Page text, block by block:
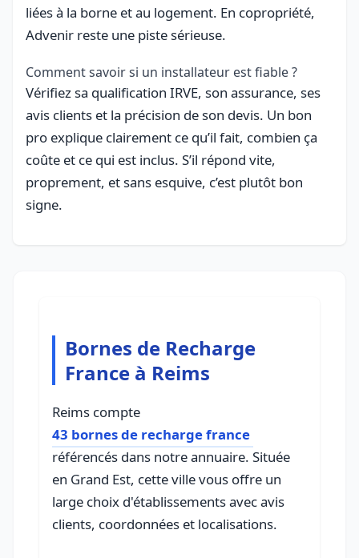
liées à la borne et au logement. En copropriété,
Advenir reste une piste sérieuse.
Comment savoir si un installateur est fiable ?
Vérifiez sa qualification IRVE, son assurance, ses
avis clients et la précision de son devis. Un bon
pro explique clairement ce qu’il fait, combien ça
coûte et ce qui est inclus. S’il répond vite,
proprement, et sans esquive, c’est plutôt bon
signe.
Bornes de Recharge
France à Reims
Reims compte
43 bornes de recharge france
référencés dans notre annuaire. Située
en Grand Est, cette ville vous offre un
large choix d'établissements avec avis
clients, coordonnées et localisations.